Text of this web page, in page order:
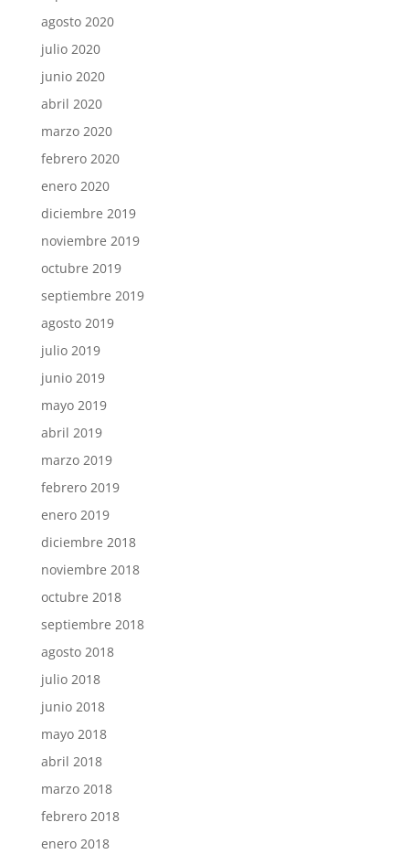
agosto 2020
julio 2020
junio 2020
abril 2020
marzo 2020
febrero 2020
enero 2020
diciembre 2019
noviembre 2019
octubre 2019
septiembre 2019
agosto 2019
julio 2019
junio 2019
mayo 2019
abril 2019
marzo 2019
febrero 2019
enero 2019
diciembre 2018
noviembre 2018
octubre 2018
septiembre 2018
agosto 2018
julio 2018
junio 2018
mayo 2018
abril 2018
marzo 2018
febrero 2018
enero 2018